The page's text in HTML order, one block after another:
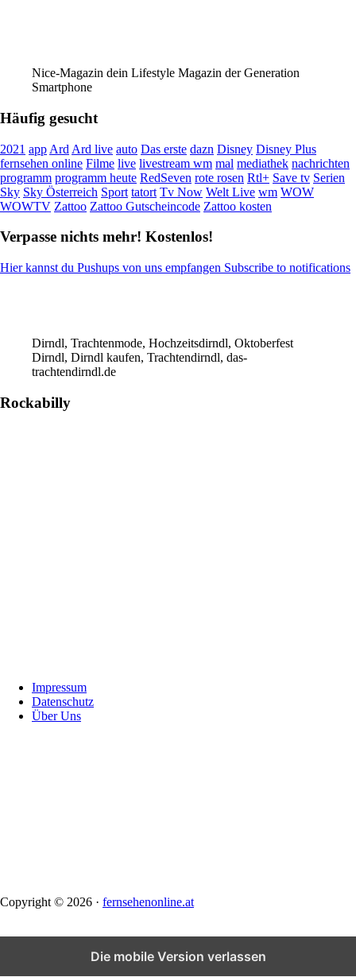
Nice-Magazin dein Lifestyle Magazin der Generation
Smartphone
Häufig gesucht
2021 app Ard Ard live auto Das erste dazn Disney Disney Plus
fernsehen online Filme live livestream wm mal mediathek nachrichten
programm programm heute RedSeven rote rosen Rtl+ Save tv Serien
Sky Sky Österreich Sport tatort Tv Now Welt Live wm WOW
WOWTV Zattoo Zattoo Gutscheincode Zattoo kosten
Verpasse nichts mehr! Kostenlos!
Hier kannst du Pushups von uns empfangen Subscribe to notifications
Dirndl, Trachtenmode, Hochzeitsdirndl, Oktoberfest
Dirndl, Dirndl kaufen, Trachtendirndl, das-
trachtendirndl.de
Rockabilly
FooterImpressum
Datenschutz
Über Uns
Copyright © 2026 · fernsehenonline.at
Die mobile Version verlassen